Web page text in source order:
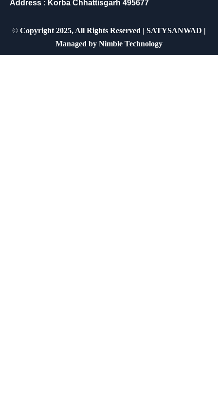
Address : Korba Chhattisgarh 495677
© Copyright 2025, All Rights Reserved | SATYSANWAD |
Managed by Nimble Technology